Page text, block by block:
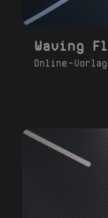
Online-